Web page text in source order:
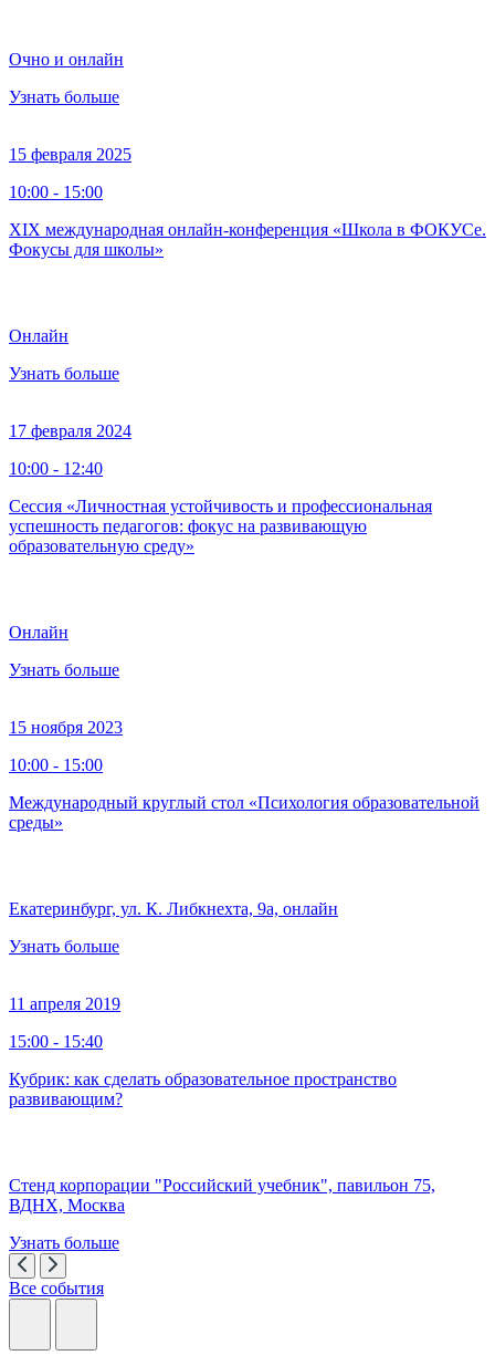
Очно и онлайн
Узнать больше
15 февраля 2025
10:00 - 15:00
XIX международная онлайн-конференция «Школа в ФОКУСе.
Фокусы для школы»
Онлайн
Узнать больше
17 февраля 2024
10:00 - 12:40
Сессия «Личностная устойчивость и профессиональная
успешность педагогов: фокус на развивающую
образовательную среду»
Онлайн
Узнать больше
15 ноября 2023
10:00 - 15:00
Международный круглый стол «Психология образовательной
среды»
Екатеринбург, ул. К. Либкнехта, 9а, онлайн
Узнать больше
11 апреля 2019
15:00 - 15:40
Кубрик: как сделать образовательное пространство
развивающим?
Стенд корпорации "Российский учебник", павильон 75,
ВДНХ, Москва
Узнать больше
Все события